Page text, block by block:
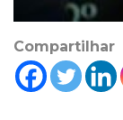
Compartilhar